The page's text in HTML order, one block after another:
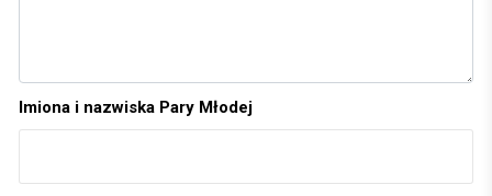
Imiona i nazwiska Pary Młodej